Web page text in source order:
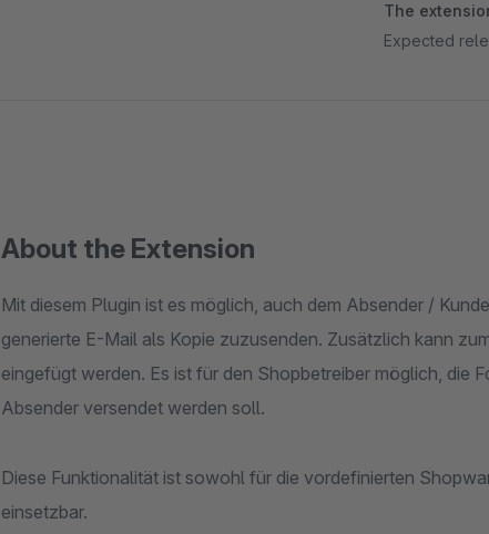
The
Expected
About the Extension
Mit diesem Plugin ist es möglich, auch dem Absender /
generierte E-Mail als Kopie zuzusenden. Zusätzlich kann
eingefügt werden. Es ist für den Shopbetreiber möglich, die
Absender versendet werden soll.
Diese Funktionalität ist sowohl für die vordefinierten
einsetzbar.